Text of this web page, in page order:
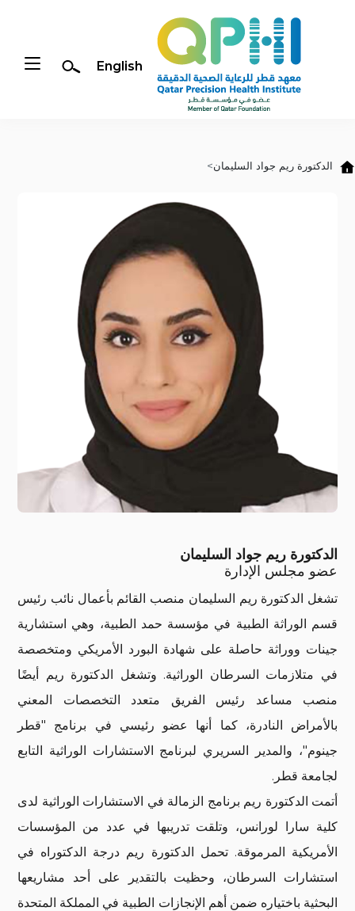
تجاوز إلى المحتوى الرئيسي
English
الدكتورة ريم جواد السليمان
الدكتورة ريم جواد السليمان
عضو مجلس الإدارة
تشغل الدكتورة ريم السليمان منصب القائم بأعمال نائب رئيس
قسم الوراثة الطبية في مؤسسة حمد الطبية، وهي استشارية
جينات ووراثة حاصلة على شهادة البورد الأمريكي ومتخصصة
في متلازمات السرطان الوراثية. وتشغل الدكتورة ريم أيضًا
منصب مساعد رئيس الفريق متعدد التخصصات المعني
بالأمراض النادرة، كما أنها عضو رئيسي في برنامج "قطر
جينوم"، والمدير السريري لبرنامج الاستشارات الوراثية التابع
لجامعة قطر.
أتمت الدكتورة ريم برنامج الزمالة في الاستشارات الوراثية لدى
كلية سارا لورانس، وتلقت تدريبها في عدد من المؤسسات
الأمريكية المرموقة. تحمل الدكتورة ريم درجة الدكتوراه في
استشارات السرطان، وحظيت بالتقدير على أحد مشاريعها
البحثية باختياره ضمن أهم الإنجازات الطبية في المملكة المتحدة